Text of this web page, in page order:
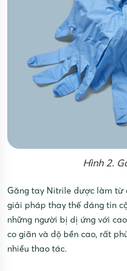
Hình 2.
Găng tay Nitrile được làm từ
giải pháp thay thế đáng tin
những người bị dị ứng với
co giãn và độ bền cao, rất
nhiều thao tác.